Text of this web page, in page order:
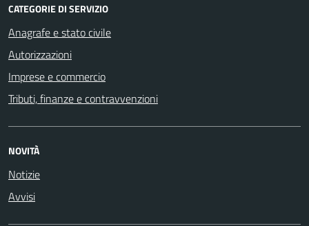
CATEGORIE DI SERVIZIO
Anagrafe e stato civile
Autorizzazioni
Imprese e commercio
Tributi, finanze e contravvenzioni
NOVITÀ
Notizie
Avvisi